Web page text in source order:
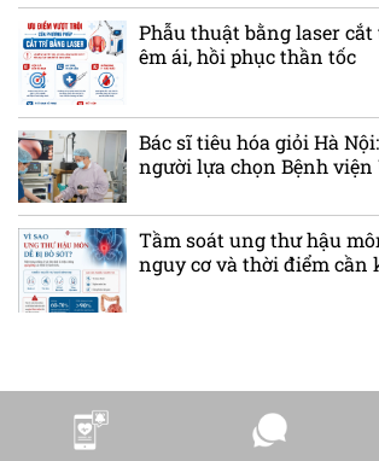
Phẫu thuật bằng laser cắt
êm ái, hồi phục thần tốc
Bác sĩ tiêu hóa giỏi Hà
người lựa chọn Bệnh viện
Tầm soát ung thư hậu
nguy cơ và thời điểm cần